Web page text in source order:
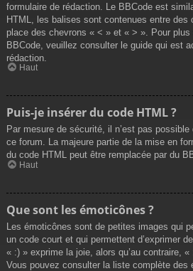
formulaire de rédaction. Le BBCode est
HTML, les balises sont contenues entre
place des chevrons « < » et « > ». Pour plus
BBCode, veuillez consulter le guide qui est
rédaction.
Haut
Puis-je insérer du code HTML ?
Par mesure de sécurité, il n’est pas possible
ce forum. La majeure partie de la mise en
du code HTML peut être remplacée par du
Haut
Que sont les émoticônes ?
Les émoticônes sont de petites images qui
un code court et qui permettent d’exprimer
« :) » exprime la joie, alors qu’au contraire,
Vous pouvez consulter la liste complète des